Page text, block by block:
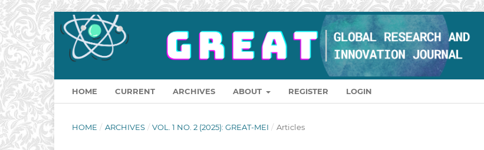
HOME CURRENT ARCHIVES ABOUT REGISTER LOGIN
HOME / ARCHIVES / VOL. 1 NO. 2 (2025): GREAT-MEI / Articles